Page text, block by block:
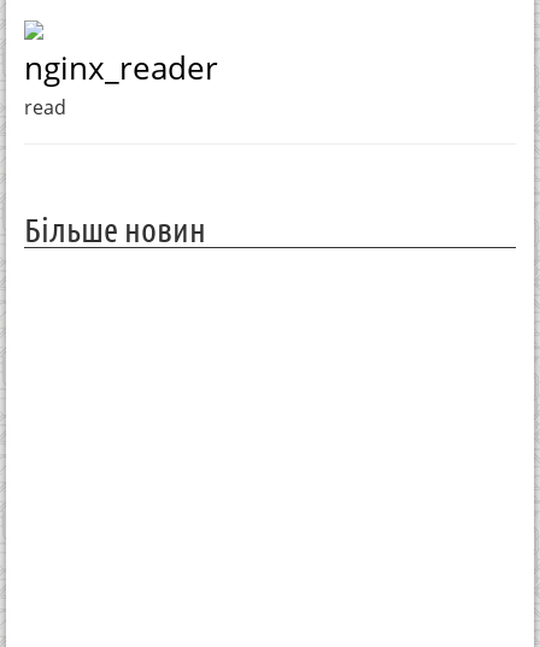
nginx_reader
read
Більше новин